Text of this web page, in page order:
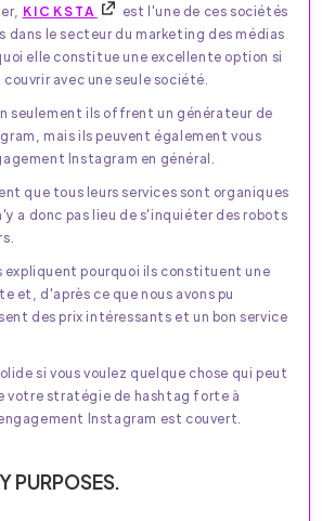
KICKSTA
est l'une de ces sociétés
dans le secteur du marketing des médias
elle constitue une excellente option si
avec une seule société.
seulement ils offrent un générateur de
mais ils peuvent également vous
Instagram en général.
que tous leurs services sont organiques
a donc pas lieu de s'inquiéter des robots
expliquent pourquoi ils constituent une
et, d'après ce que nous avons pu
des prix intéressants et un bon service
si vous voulez quelque chose qui peut
votre stratégie de hashtag forte à
Instagram est couvert.
PURPOSES.